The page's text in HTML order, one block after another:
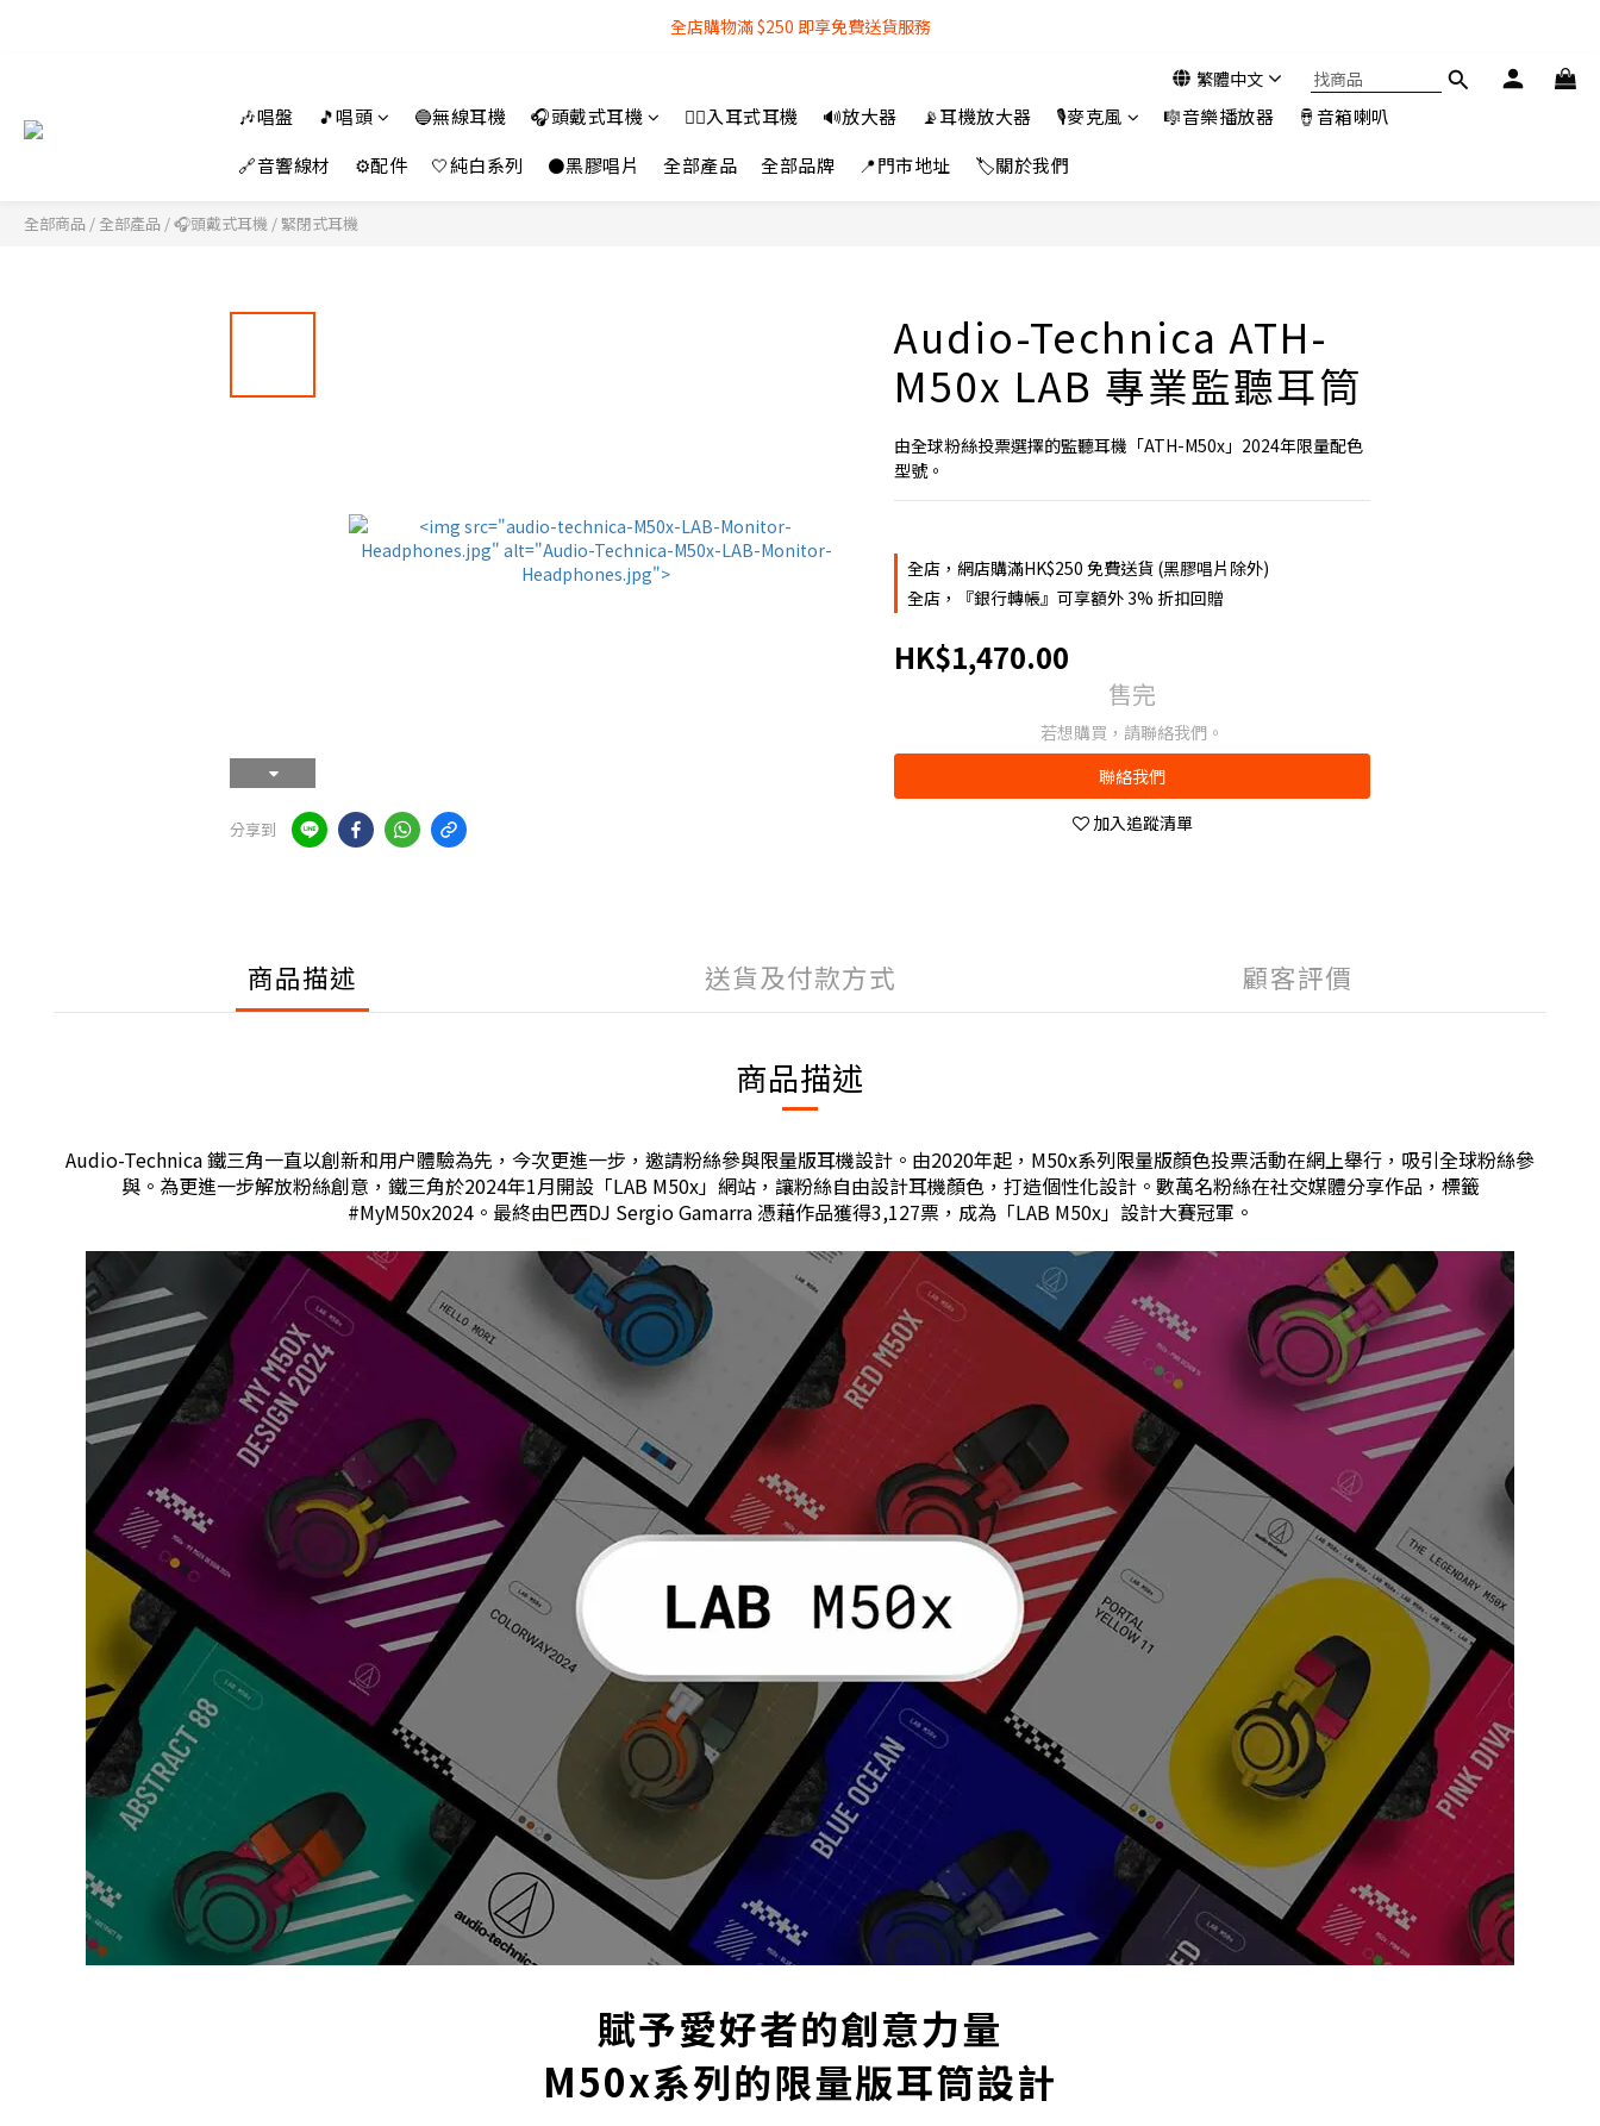
全店購物滿 $250 即享免費送貨服務
全店購物滿 $250 即享免費送貨服務
全店購物滿 $250 即享免費送貨服務
繁體中文
🎶唱盤 🎵唱頭 🔵無線耳機 🎧頭戴式耳機 👂🏻入耳式耳機 🔊放大器 📡耳機放大器 🎙️麥克風 🎼音樂播放器
🪘音箱喇叭
🔗音響線材
⚙️配件 🤍純白系列 ⚫黑膠唱片 全部產品 全部品牌 📍門市地址 🏷️關於我們
全部商品 / 全部產品 /🎧頭戴式耳機 / 緊閉式耳機
分享到
Audio-Technica ATH-
M50x LAB 專業監聽耳筒
由全球粉絲投票選擇的監聽耳機「ATH-M50x」2024年限量配色
型號。
全店，網店購滿HK$250 免費送貨 (黑膠唱片除外)
全店，『銀行轉帳』可享額外 3% 折扣回贈
HK$1,470.00
售完
若想購買，請聯絡我們。
聯絡我們
加入追蹤清單
商品描述 送貨及付款方式 顧客評價
商品描述
Audio-Technica 鐵三角一直以創新和用户體驗為先，今次更進一步，邀請粉絲參與限量版耳機設計。由2020年起，M50x系列限量版顏色投票活動在網上舉行，吸引全球粉絲參
與。為更進一步解放粉絲創意，鐵三角於2024年1月開設「LAB M50x」網站，讓粉絲自由設計耳機顏色，打造個性化設計。數萬名粉絲在社交媒體分享作品，標籤
#MyM50x2024。最終由巴西DJ Sergio Gamarra 憑藉作品獲得3,127票，成為「LAB M50x」設計大賽冠軍。
賦予愛好者的創意力量
M50x系列的限量版耳筒設計